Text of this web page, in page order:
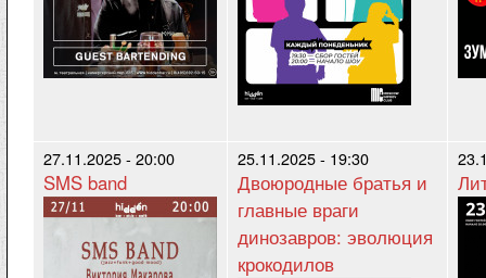
27.11.2025 - 20:00
SMS band
25.11.2025 - 19:30
Двоюродные братья и
главные враги
динозавров: эволюция
крокодилов